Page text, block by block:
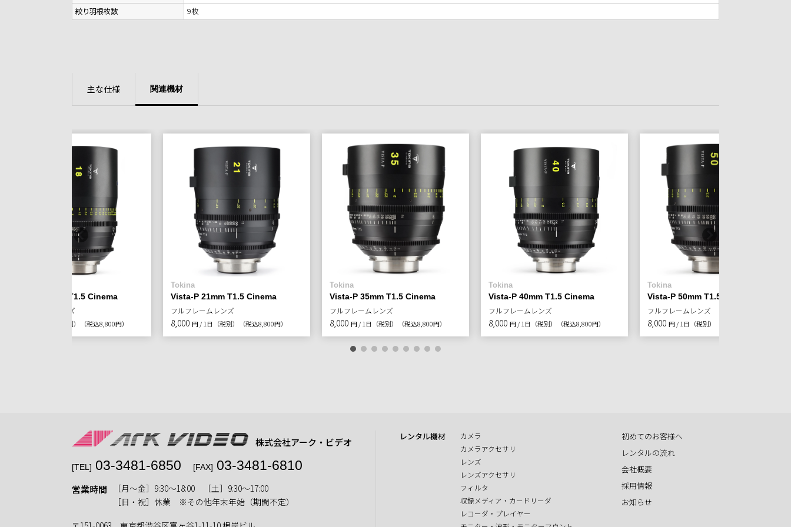
絞り羽根枚数 9枚
主な仕様 関連機材
Vista-P 18mm T1.5 Cinema
フルフレームレンズ
円 / 1日（税別） （税込8,800円）
Tokina
Vista-P 21mm T1.5 Cinema
フルフレームレンズ
8,000 円 / 1日（税別） （税込8,800円）
Tokina
Vista-P 35mm T1.5 Cinema
フルフレームレンズ
8,000 円 / 1日（税別） （税込8,800円）
Tokina
Vista-P 40mm T1.5 Cinema
フルフレームレンズ
8,000 円 / 1日（税別） （税込8,800円）
Tokina
Vista-P 50mm T1.5 Cinema
フルフレームレンズ
8,000 円 / 1日（税別）
株式会社アーク・ビデオ
[TEL] 03-3481-6850 [FAX] 03-3481-6810
営業時間
［月〜金］9:30〜18:00 ［土］9:30〜17:00
［日・祝］休業 ※その他年末年始（期間不定）
レンタル機材
カメラ
カメラアクセサリ
レンズ
レンズアクセサリ
フィルタ
収録メディア・カードリーダ
レコーダ・プレイヤー
初めてのお客様へ
レンタルの流れ
会社概要
採用情報
お知らせ